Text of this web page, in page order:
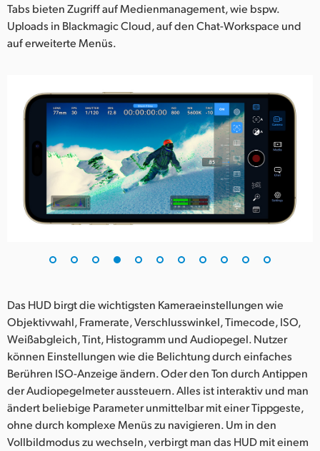
Tabs bieten Zugriff auf Medienmanagement, wie bspw.
Uploads in Blackmagic Cloud, auf den Chat-Workspace und
auf erweiterte Menüs.
Das HUD birgt die wichtigsten Kameraeinstellungen wie
Objektivwahl, Framerate, Verschlusswinkel, Timecode, ISO,
Weißabgleich, Tint, Histogramm und Audiopegel. Nutzer
können Einstellungen wie die Belichtung durch einfaches
Berühren ISO-Anzeige ändern. Oder den Ton durch Antippen
der Audiopegelmeter aussteuern. Alles ist interaktiv und man
ändert beliebige Parameter unmittelbar mit einer Tippgeste,
ohne durch komplexe Menüs zu navigieren. Um in den
Vollbildmodus zu wechseln, verbirgt man das HUD mit einem